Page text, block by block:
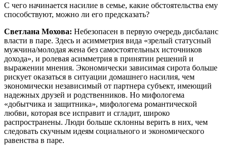
С чего начинается насилие в семье, какие обстоятельства ему
способствуют, можно ли его предсказать?
Светлана Мохова: Небезопасен в первую очередь дисбаланс
власти в паре. Здесь и асимметрия вида «зрелый статусный
мужчина/молодая жена без самостоятельных источников
дохода», и ролевая асимметрия в принятии решений и
выражении мнения. Экономически зависимая сирота больше
рискует оказаться в ситуации домашнего насилия, чем
экономически независимый от партнера субъект, имеющий
надежных друзей и родственников. Но мифологема
«добытчика и защитника», мифологема романтической
любви, которая все исправит и сгладит, широко
распространены. Люди больше склонны верить в них, чем
следовать скучным идеям социального и экономического
равенства в паре.